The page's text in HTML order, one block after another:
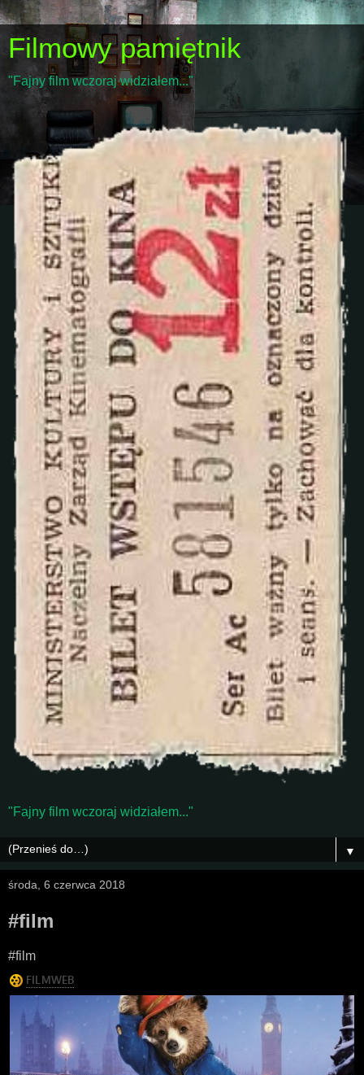
Filmowy pamiętnik
"Fajny film wczoraj widziałem..."
"Fajny film wczoraj widziałem..."
▼
środa, 6 czerwca 2018
#film
#film